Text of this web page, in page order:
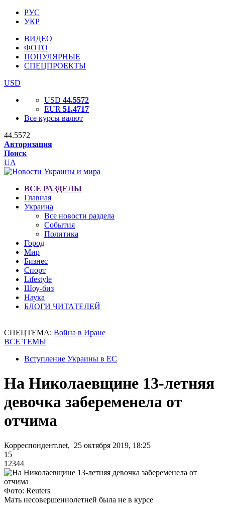
РУС
УКР
ВИДЕО
ФОТО
ПОПУЛЯРНЫЕ
СПЕЦПРОЕКТЫ
USD
USD 44.5572
EUR 51.4717
Все курсы валют
44.5572
Авторизация
Поиск
UA
ВСЕ РАЗДЕЛЫ
Главная
Украина
Все новости раздела
События
Политика
Город
Мир
Бизнес
Спорт
Lifestyle
Шоу-биз
Наука
БЛОГИ ЧИТАТЕЛЕЙ
СПЕЦТЕМА: Война в Иране
ВСЕ ТЕМЫ
Вступление Украины в ЕС
На Николаевщине 13-летняя
девочка забеременела от
отчима
Корреспондент.net, 25 октября 2019, 18:25
15
12344
Фото: Reuters
Мать несовершеннолетней была не в курсе